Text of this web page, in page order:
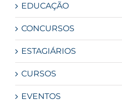
EDUCAÇÃO
CONCURSOS
ESTAGIÁRIOS
CURSOS
EVENTOS